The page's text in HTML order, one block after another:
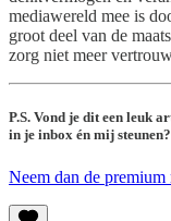
mediawereld mee is
groot deel van de
zorg niet meer
P.S. Vond je dit een leuk
in je inbox én mij steunen?
Neem dan de